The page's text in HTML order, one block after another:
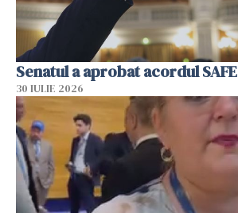
Senatul a aprobat acordul SAFE
30 IULIE 2026